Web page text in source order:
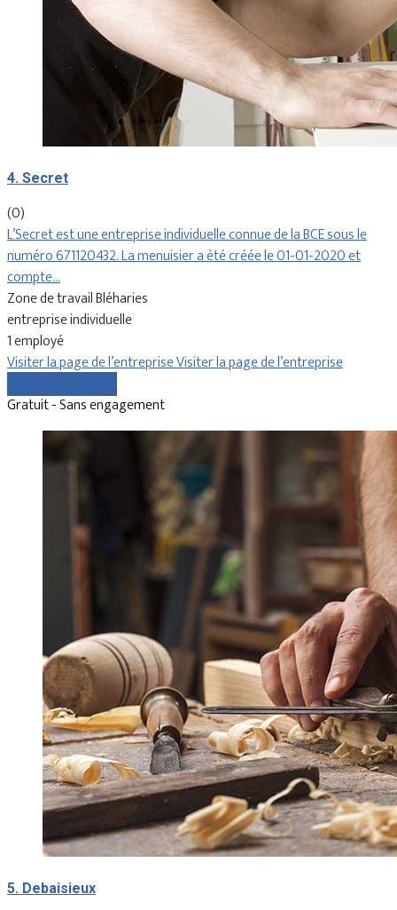
4. Secret
(0)
L’Secret est une entreprise individuelle connue de la BCE sous le
numéro 671120432. La menuisier a été créée le 01-01-2020 et
compte…
Zone de travail Bléharies
entreprise individuelle
1 employé
Visiter la page de l’entrepriseVisiter la page de l’entreprise
Gratuit - Sans engagement
5. Debaisieux